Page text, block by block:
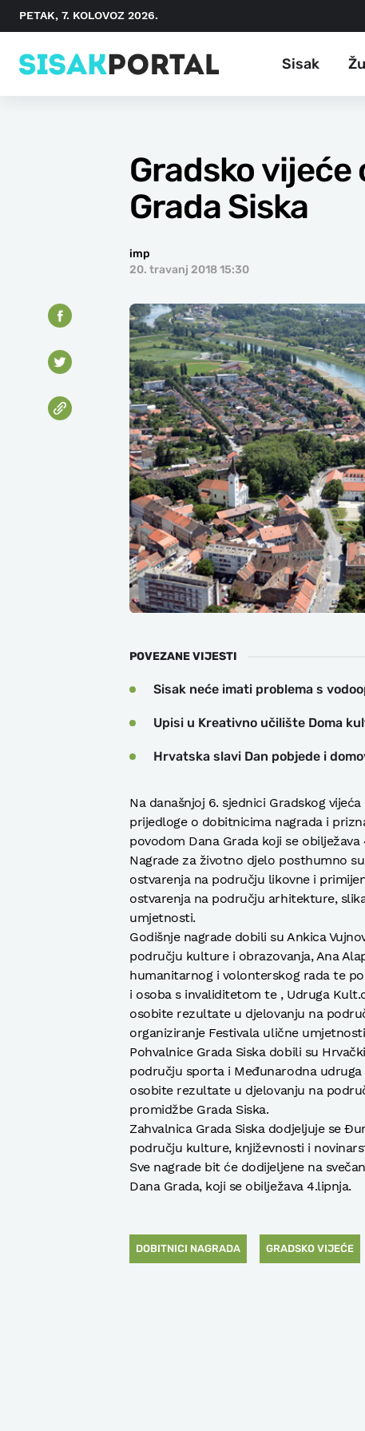
PETAK, 7. KOLOVOZ 2026.
Sisak
Gradsko
Grada Siska
imp
20. travanj 2018 15:30
POVEZANE VIJESTI
Sisak neće imati problema s
Upisi u Kreativno učilište Doma
Hrvatska slavi Dan pobjede i
Na današnjoj 6. sjednici Gradskog
prijedloge o dobitnicima nagrada i
povodom Dana Grada koji se obilježava
Nagrade za životno djelo posthumno
ostvarenja na području likovne i
ostvarenja na području arhitekture,
umjetnosti.
Godišnje nagrade dobili su Ankica
području kulture i obrazovanja, Ana
humanitarnog i volonterskog rada te
i osoba s invaliditetom te , Udruga
osobite rezultate u djelovanju na
organiziranje Festivala ulične
Pohvalnice Grada Siska dobili su
području sporta i Međunarodna udruga
osobite rezultate u djelovanju na
promidžbe Grada Siska.
Zahvalnica Grada Siska dodjeljuje se
području kulture, književnosti i
Sve nagrade bit će dodijeljene na
Dana Grada, koji se obilježava 4.lipnja.
DOBITNICI NAGRADA GRADSKO VIJEĆE